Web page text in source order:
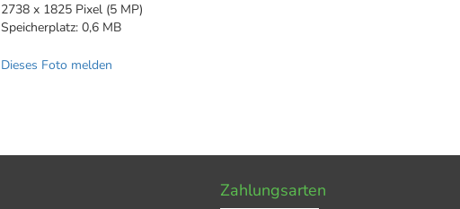
2738 x 1825 Pixel (5 MP)
Speicherplatz: 0,6 MB
Dieses Foto melden
Zahlungsarten